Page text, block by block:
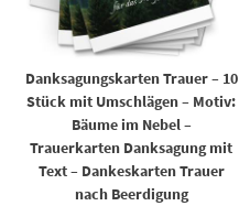
Danksagungskarten Trauer – 10
Stück mit Umschlägen – Motiv:
Bäume im Nebel –
Trauerkarten Danksagung mit
Text – Dankeskarten Trauer
nach Beerdigung